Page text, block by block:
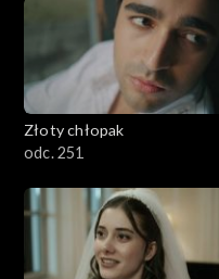
Złoty chłopak
odc. 251